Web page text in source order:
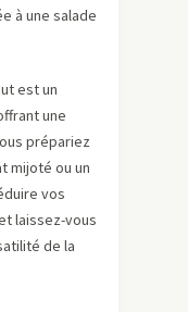
à une salade
est un
une
prépariez
mijoté ou un
vos
laissez-vous
de la